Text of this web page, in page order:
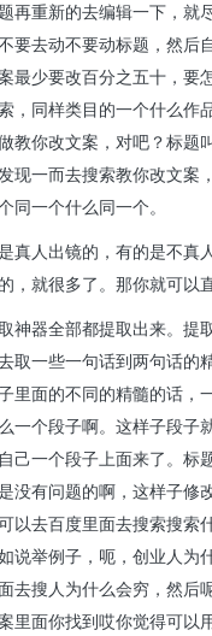
再重新的去编辑一下，就
要去动不要动标题，然后
最少要改百分之五十，要
，同样类目的一个什么作
教你改文案，对吧？标题
现一而去搜索教你改文案
同一个什么同一个。
真人出镜的，有的是不真
，就很多了。那你就可以直
神器全部都提取出来。提
取一些一句话到两句话的
里面的不同的精髓的话，
一个段子啊。这样子段子
己一个段子上面来了。标
没有问题的啊，这样子修
以去百度里面去搜索搜索
说举例子，呃，创业人为
去搜人为什么会穷，然后
里面你找到哎你觉得可以